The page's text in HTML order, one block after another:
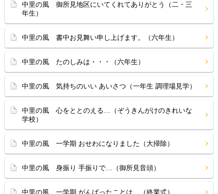
中里の風 御所見地区にいてくれてありがとう（二・三
年生）
中里の風 書中お見舞い申し上げます。（六年生）
中里の風 たのしみは・・・（六年生）
中里の風 気持ちのいい あいさつ（一年生 調理場見学）
中里の風 心をととのえる…（ぞうきんがけのきれいな
学校）
中里の風 一学期 おせわになりました（大掃除）
中里の風 身振り 手振りで…（御所見音頭）
中里の風 一学期 がんばったことは…（終業式）